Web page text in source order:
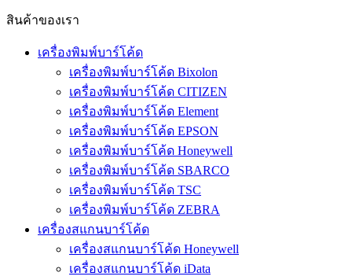
สินค้าของเรา
เครื่องพิมพ์บาร์โค้ด
เครื่องพิมพ์บาร์โค้ด Bixolon
เครื่องพิมพ์บาร์โค้ด CITIZEN
เครื่องพิมพ์บาร์โค้ด Element
เครื่องพิมพ์บาร์โค้ด EPSON
เครื่องพิมพ์บาร์โค้ด Honeywell
เครื่องพิมพ์บาร์โค้ด SBARCO
เครื่องพิมพ์บาร์โค้ด TSC
เครื่องพิมพ์บาร์โค้ด ZEBRA
เครื่องสแกนบาร์โค้ด
เครื่องสแกนบาร์โค้ด Honeywell
เครื่องสแกนบาร์โค้ด iData